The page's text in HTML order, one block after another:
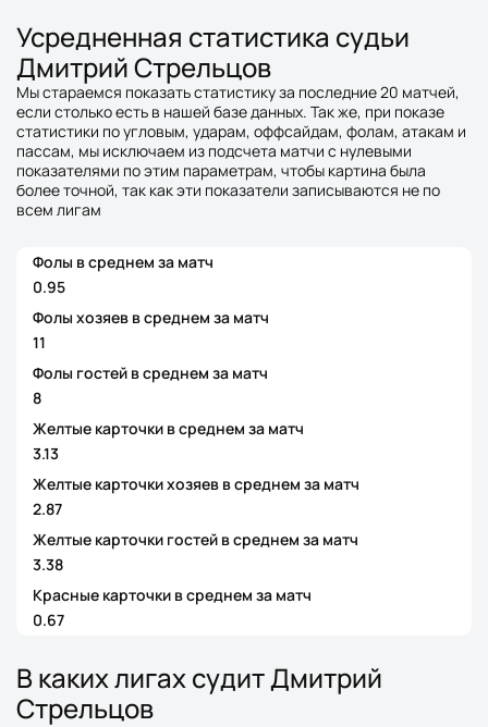
Усредненная статистика судьи
Дмитрий Стрельцов
Мы стараемся показать статистику за последние 20 матчей,
если столько есть в нашей базе данных. Так же, при показе
статистики по угловым, ударам, оффсайдам, фолам, атакам и
пассам, мы исключаем из подсчета матчи с нулевыми
показателями по этим параметрам, чтобы картина была
более точной, так как эти показатели записываются не по
всем лигам
Фолы в среднем за матч
0.95
Фолы хозяев в среднем за матч
11
Фолы гостей в среднем за матч
8
Желтые карточки в среднем за матч
3.13
Желтые карточки хозяев в среднем за матч
2.87
Желтые карточки гостей в среднем за матч
3.38
Красные карточки в среднем за матч
0.67
В каких лигах судит Дмитрий
Стрельцов